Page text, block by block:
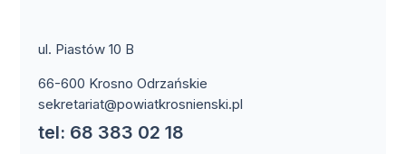
ul. Piastów 10 B
66-600 Krosno Odrzańskie
sekretariat@powiatkrosnienski.pl
tel: 68 383 02 18